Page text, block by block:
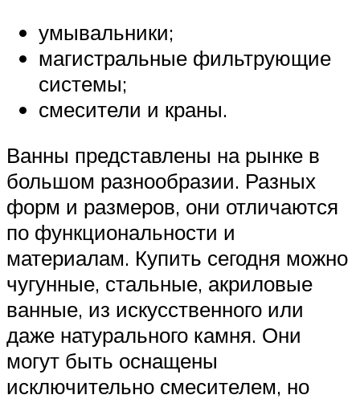
умывальники;
магистральные фильтрующие
системы;
смесители и краны.
Ванны представлены на рынке в
большом разнообразии. Разных
форм и размеров, они отличаются
по функциональности и
материалам. Купить сегодня можно
чугунные, стальные, акриловые
ванные, из искусственного или
даже натурального камня. Они
могут быть оснащены
исключительно смесителем, но